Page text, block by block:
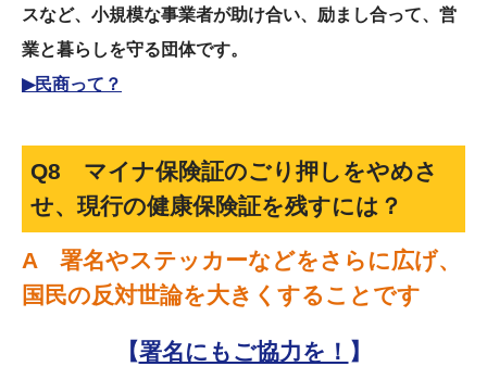
スなど、小規模な事業者が助け合い、励まし合って、営
業と暮らしを守る団体です。
▶民商って？
Q8 マイナ保険証のごり押しをやめさ
せ、現行の健康保険証を残すには？
A 署名やステッカーなどをさらに広げ、
国民の反対世論を大きくすることです
【署名にもご協力を！ 】